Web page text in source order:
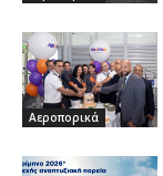
Αεροπορικά